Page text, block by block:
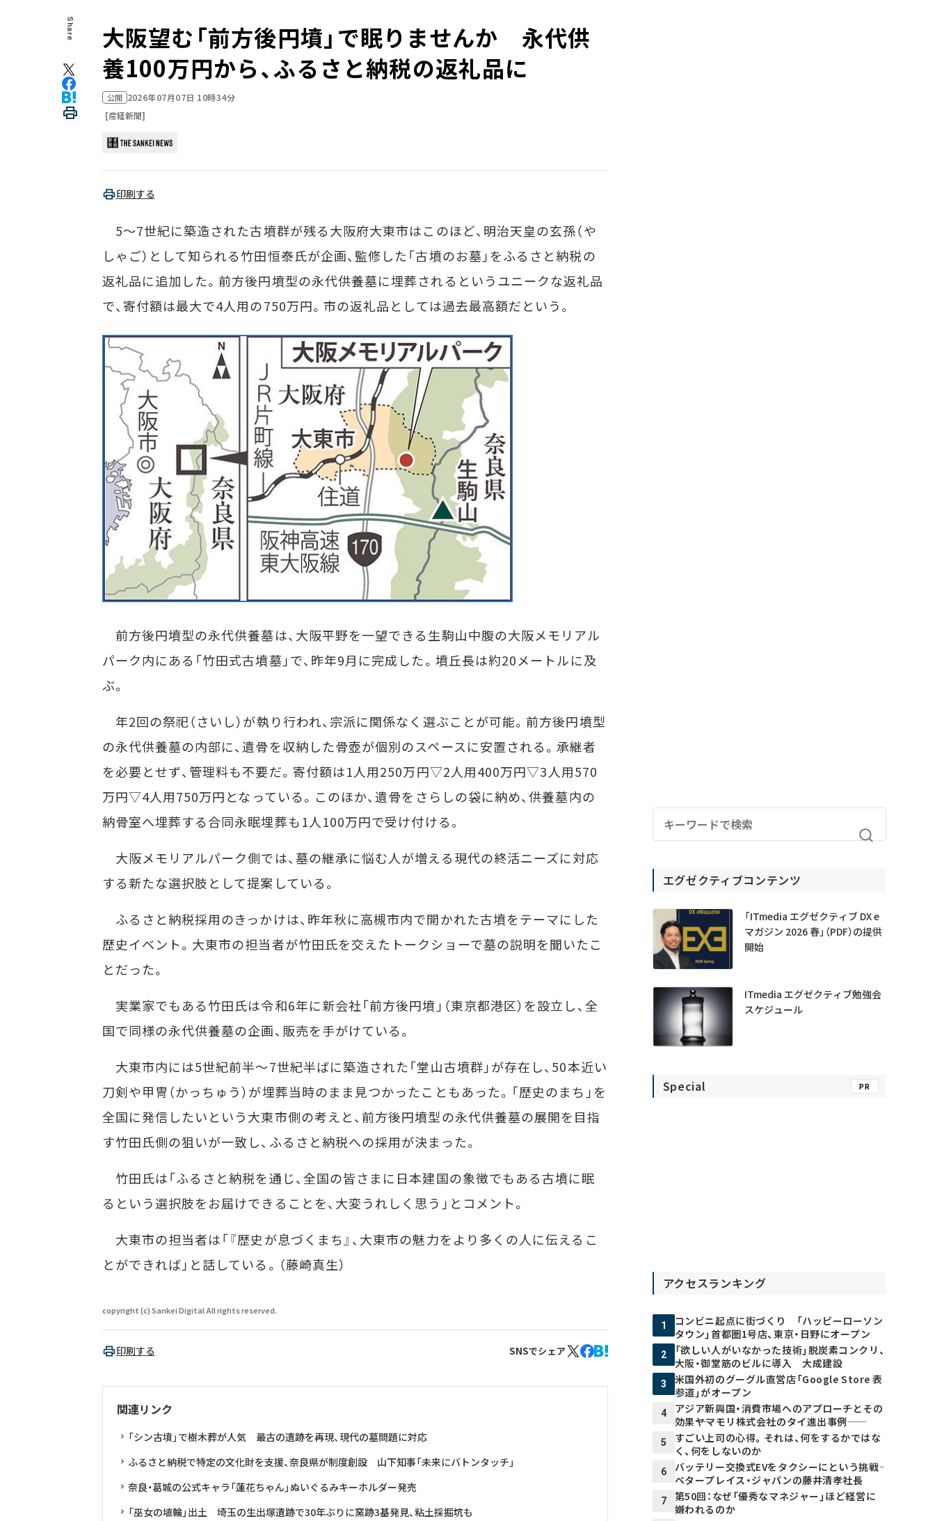
Share
大阪望む「前方後円墳」で眠りませんか 永代供
養100万円から、ふるさと納税の返礼品に
公開 2026年07月07日 10時34分
[産経新聞]
印刷する
5～7世紀に築造された古墳群が残る大阪府大東市はこのほど、明治天皇の玄孫（や
しゃご）として知られる竹田恒泰氏が企画、監修した「古墳のお墓」をふるさと納税の
返礼品に追加した。前方後円墳型の永代供養墓に埋葬されるというユニークな返礼品
で、寄付額は最大で4人用の750万円。市の返礼品としては過去最高額だという。
前方後円墳型の永代供養墓は、大阪平野を一望できる生駒山中腹の大阪メモリアル
パーク内にある「竹田式古墳墓」で、昨年9月に完成した。墳丘長は約20メートルに及
ぶ。
年2回の祭祀（さいし）が執り行われ、宗派に関係なく選ぶことが可能。前方後円墳型
の永代供養墓の内部に、遺骨を収納した骨壺が個別のスペースに安置される。承継者
を必要とせず、管理料も不要だ。寄付額は1人用250万円▽2人用400万円▽3人用570
万円▽4人用750万円となっている。このほか、遺骨をさらしの袋に納め、供養墓内の
納骨室へ埋葬する合同永眠埋葬も1人100万円で受け付ける。
大阪メモリアルパーク側では、墓の継承に悩む人が増える現代の終活ニーズに対応
する新たな選択肢として提案している。
ふるさと納税採用のきっかけは、昨年秋に高槻市内で開かれた古墳をテーマにした
歴史イベント。大東市の担当者が竹田氏を交えたトークショーで墓の説明を聞いたこ
とだった。
実業家でもある竹田氏は令和6年に新会社「前方後円墳」（東京都港区）を設立し、全
国で同様の永代供養墓の企画、販売を手がけている。
大東市内には5世紀前半～7世紀半ばに築造された「堂山古墳群」が存在し、50本近い
刀剣や甲冑（かっちゅう）が埋葬当時のまま見つかったこともあった。「歴史のまち」を
全国に発信したいという大東市側の考えと、前方後円墳型の永代供養墓の展開を目指
す竹田氏側の狙いが一致し、ふるさと納税への採用が決まった。
竹田氏は「ふるさと納税を通じ、全国の皆さまに日本建国の象徴でもある古墳に眠
るという選択肢をお届けできることを、大変うれしく思う」とコメント。
大東市の担当者は「『歴史が息づくまち』、大東市の魅力をより多くの人に伝えるこ
とができれば」と話している。（藤崎真生）
copyright (c) Sankei Digital All rights reserved.
印刷する SNSでシェア
関連リンク
「シン古墳」で樹木葬が人気 最古の遺跡を再現、現代の墓問題に対応
ふるさと納税で特定の文化財を支援、奈良県が制度創設 山下知事「未来にバトンタッチ」
奈良・葛城の公式キャラ「蓮花ちゃん」ぬいぐるみキーホルダー発売
「巫女の埴輪」出土 埼玉の生出塚遺跡で30年ぶりに窯跡3基発見、粘土採掘坑も
エグゼクティブコンテンツ
「ITmedia エグゼクティブ DX e
マガジン 2026 春」（PDF）の提供
開始
ITmedia エグゼクティブ勉強会
スケジュール
Special PR
アクセスランキング
1
コンビニ起点に街づくり 「ハッピーローソン
タウン」首都圏1号店、東京・日野にオープン
2
「欲しい人がいなかった技術」脱炭素コンクリ、
大阪・御堂筋のビルに導入 大成建設
3
米国外初のグーグル直営店「Google Store 表
参道」がオープン
4
アジア新興国・消費市場へのアプローチとその
効果――ヤマモリ株式会社のタイ進出事例――
5
すごい上司の心得。それは、何をするかではな
く、何をしないのか
6
バッテリー交換式EVをタクシーにという挑戦――
ベタープレイス・ジャパンの藤井清孝社長
7
第50回：なぜ「優秀なマネジャー」ほど経営に
嫌われるのか